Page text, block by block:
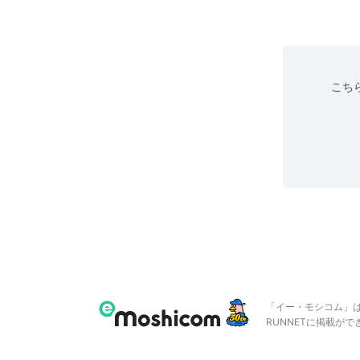
こち
「イー・モシコム
RUNNETに掲載がで